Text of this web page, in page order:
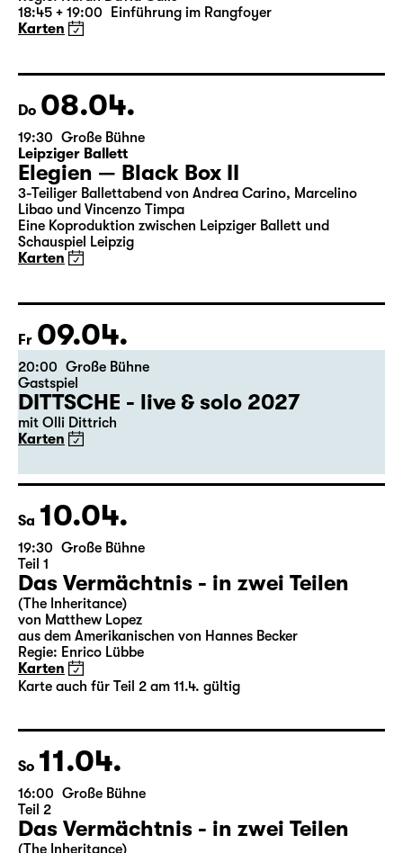
19:30 — 22:35 Große Bühne
Die Jungfrau von Orleans
18:45 + 19:00 Einführung im Rangfoyer
Karten
Do 08.04.
19:30 Große Bühne
Leipziger Ballett
Elegien — Black Box II
3-Teiliger Ballettabend von Andrea Carino, Marcelino
Schauspiel Leipzig
Karten
Fr 09.04.
20:00
Große Bühne
Gastspiel
DITTSCHE - live & solo 2027
mit Olli Dittrich
Karten
Sa 10.04.
19:30 Große Bühne
Teil 1
Das Vermächtnis - in zwei Teilen
(The Inheritance)
von Matthew Lopez
Karten
Karte auch für Teil 2 am 11.4. gültig
So 11.04.